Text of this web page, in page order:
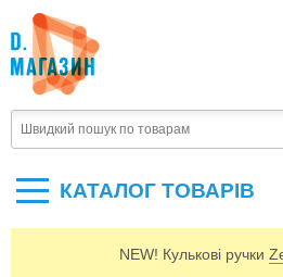
КАТАЛОГ ТОВАРIВ
NEW! Кулькові ручки